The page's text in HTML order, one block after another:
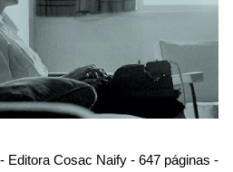
Editora Cosac Naify - 647 páginas -